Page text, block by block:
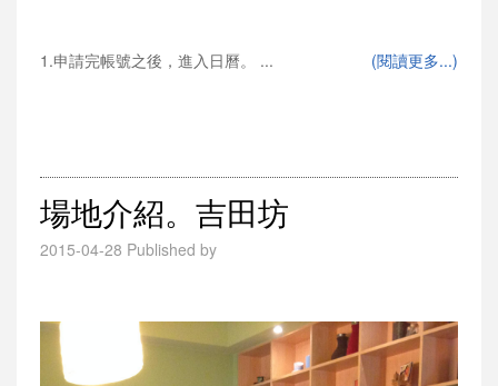
1.申請完帳號之後，進入日曆。 ... (閱讀更多...)
場地介紹。吉田坊
2015-04-28 Published by